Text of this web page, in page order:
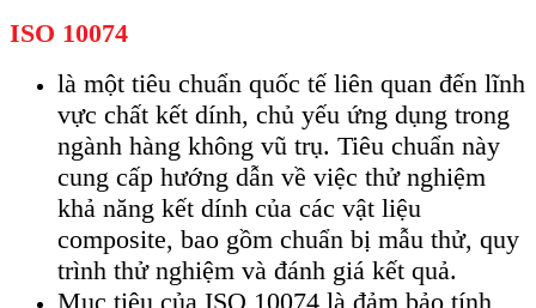
ISO 10074
là một tiêu chuẩn quốc tế liên quan đến lĩnh
vực chất kết dính, chủ yếu ứng dụng trong
ngành hàng không vũ trụ. Tiêu chuẩn này
cung cấp hướng dẫn về việc thử nghiệm
khả năng kết dính của các vật liệu
composite, bao gồm chuẩn bị mẫu thử, quy
trình thử nghiệm và đánh giá kết quả.
Mục tiêu của ISO 10074 là đảm bảo tính